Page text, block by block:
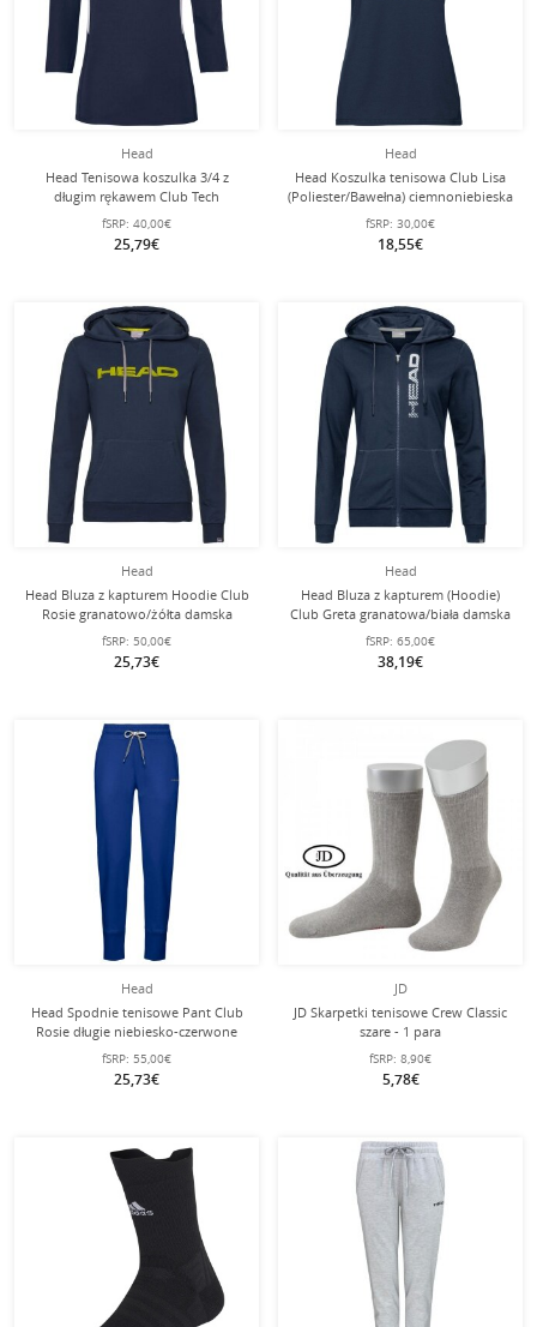
Head
Head Tenisowa koszulka 3/4 z
długim rękawem Club Tech
granatowa damska
fSRP: 40,00€
25,79€
Head
Head Koszulka tenisowa Club Lisa
(Poliester/Bawełna) ciemnoniebieska
Damska
fSRP: 30,00€
18,55€
Head
Head Bluza z kapturem Hoodie Club
Rosie granatowo/żółta damska
fSRP: 50,00€
25,73€
Head
Head Bluza z kapturem (Hoodie)
Club Greta granatowa/biała damska
fSRP: 65,00€
38,19€
Head
Head Spodnie tenisowe Pant Club
Rosie długie niebiesko-czerwone
damskie
fSRP: 55,00€
25,73€
JD
JD Skarpetki tenisowe Crew Classic
szare - 1 para
fSRP: 8,90€
5,78€